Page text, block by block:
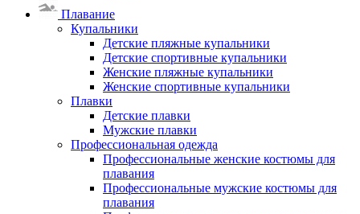
Плавание
Купальники
Детские пляжные купальники
Детские спортивные купальники
Женские пляжные купальники
Женские спортивные купальники
Плавки
Детские плавки
Мужские плавки
Профессиональная одежда
Профессиональные женские костюмы для
плавания
Профессиональные мужские костюмы для
плавания